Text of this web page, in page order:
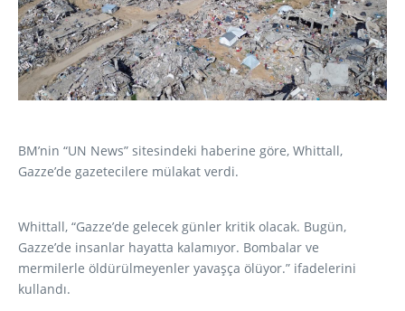
BM’nin “UN News” sitesindeki haberine göre, Whittall,
Gazze’de gazetecilere mülakat verdi.
Whittall, “Gazze’de gelecek günler kritik olacak. Bugün,
Gazze’de insanlar hayatta kalamıyor. Bombalar ve
mermilerle öldürülmeyenler yavaşça ölüyor.” ifadelerini
kullandı.